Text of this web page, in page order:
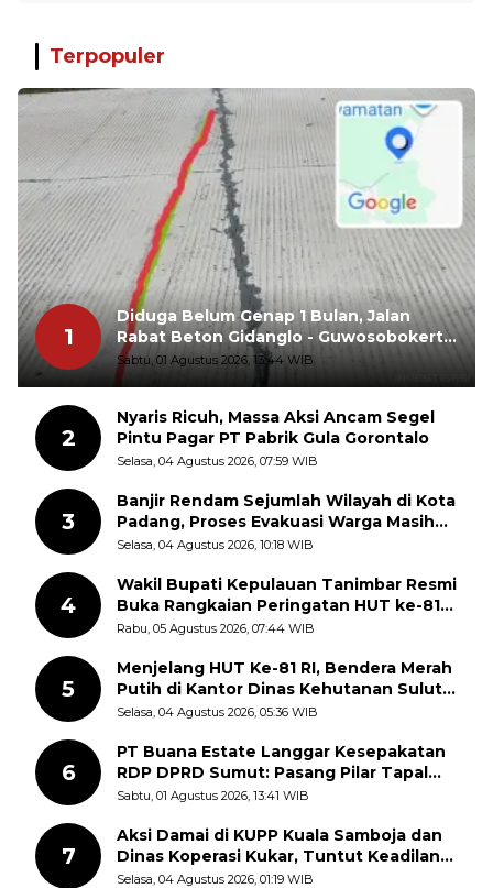
Terpopuler
1
Diduga Belum Genap 1 Bulan, Jalan
Rabat Beton Gidanglo - Guwosobokerto
Sudah Pecah
Sabtu, 01 Agustus 2026, 13:44 WIB
2
Nyaris Ricuh, Massa Aksi Ancam Segel
Pintu Pagar PT Pabrik Gula Gorontalo
Selasa, 04 Agustus 2026, 07:59 WIB
3
Banjir Rendam Sejumlah Wilayah di Kota
Padang, Proses Evakuasi Warga Masih
Berlangsung
Selasa, 04 Agustus 2026, 10:18 WIB
4
Wakil Bupati Kepulauan Tanimbar Resmi
Buka Rangkaian Peringatan HUT ke-81
Kemerdekaan RI, ASN Diajak Perkuat
Rabu, 05 Agustus 2026, 07:44 WIB
5
Menjelang HUT Ke-81 RI, Bendera Merah
Putih di Kantor Dinas Kehutanan Sulut
Disorot Warga
Selasa, 04 Agustus 2026, 05:36 WIB
6
PT Buana Estate Langgar Kesepakatan
RDP DPRD Sumut: Pasang Pilar Tapal
Batas Sepihak Tanpa Libatkan
Sabtu, 01 Agustus 2026, 13:41 WIB
7
Aksi Damai di KUPP Kuala Samboja dan
Dinas Koperasi Kukar, Tuntut Keadilan
dan Kesempatan Kerja yang Adil
Selasa, 04 Agustus 2026, 01:19 WIB